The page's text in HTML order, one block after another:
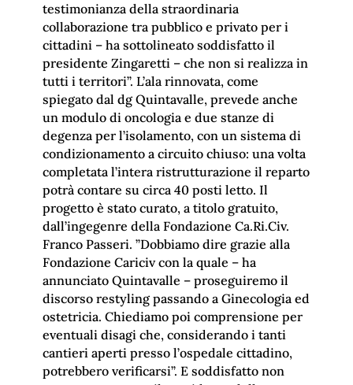
testimonianza della straordinaria
collaborazione tra pubblico e privato per i
cittadini – ha sottolineato soddisfatto il
presidente Zingaretti – che non si realizza in
tutti i territori”. L’ala rinnovata, come
spiegato dal dg Quintavalle, prevede anche
un modulo di oncologia e due stanze di
degenza per l’isolamento, con un sistema di
condizionamento a circuito chiuso: una volta
completata l’intera ristrutturazione il reparto
potrà contare su circa 40 posti letto. Il
progetto è stato curato, a titolo gratuito,
dall’ingegenre della Fondazione Ca.Ri.Civ.
Franco Passeri. ”Dobbiamo dire grazie alla
Fondazione Cariciv con la quale – ha
annunciato Quintavalle – proseguiremo il
discorso restyling passando a Ginecologia ed
ostetricia. Chiediamo poi comprensione per
eventuali disagi che, considerando i tanti
cantieri aperti presso l’ospedale cittadino,
potrebbero verificarsi”. E soddisfatto non